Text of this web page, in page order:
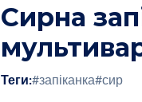
Сирна
Теги:#запіканка#сир